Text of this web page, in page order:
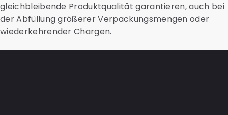
gleichbleibende Produktqualität garantieren, auch bei
der Abfüllung größerer Verpackungsmengen oder
wiederkehrender Chargen.